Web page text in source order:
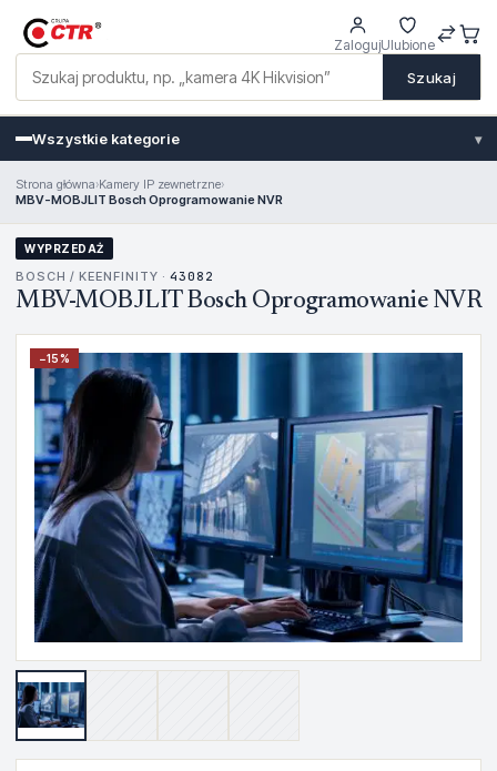
Szukaj
ZalogujUlubione
Wszystkie kategorie ▾
Strona główna›Kamery IP zewnetrzne›
MBV-MOBJLIT Bosch Oprogramowanie NVR
WYPRZEDAŻ
BOSCH / KEENFINITY · 43082
MBV-MOBJLIT Bosch Oprogramowanie NVR
−15%